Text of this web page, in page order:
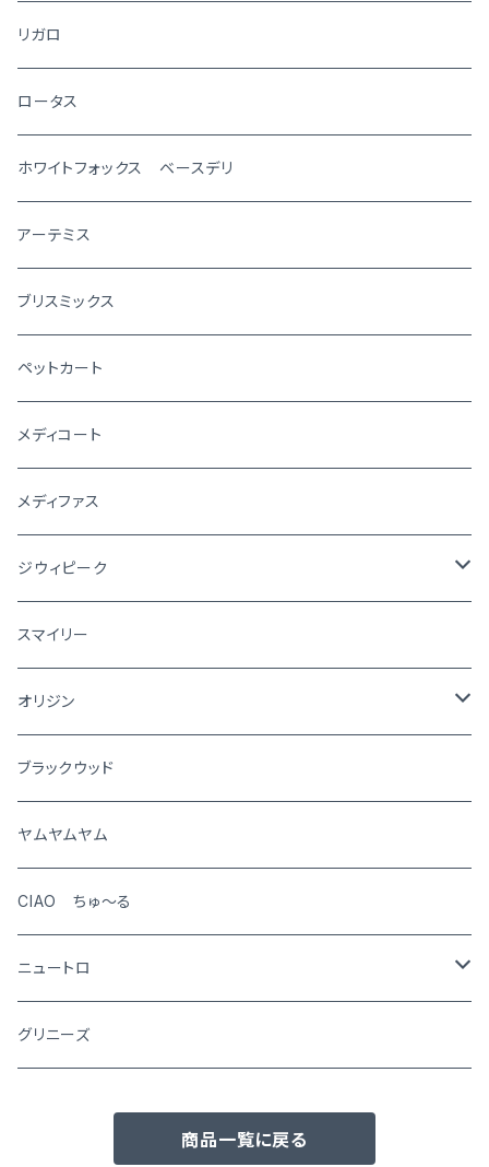
リガロ
ロータス
ホワイトフォックス ベースデリ
アーテミス
ブリスミックス
ペットカート
メディコート
メディファス
ジウィピーク
犬
猫
スマイリー
オリジン
犬
猫
ブラックウッド
ヤムヤムヤム
CIAO ちゅ～る
ニュートロ
シュプレモ
グリニーズ
商品一覧に戻る